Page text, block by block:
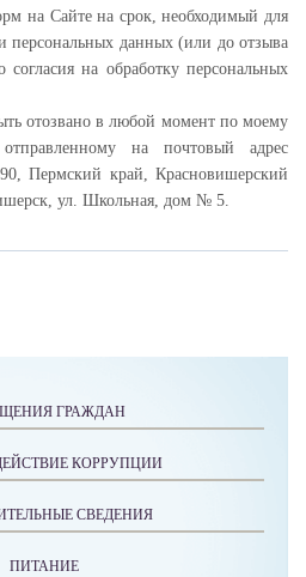
на Сайте на срок, необходимый для
персональных данных (или до отзыва
согласия на обработку персональных
отозвано в любой момент по моему
на почтовый адрес
Пермский край, Красновишерский
ул. Школьная, дом № 5.
ГРАЖДАН
КОРРУПЦИИ
СВЕДЕНИЯ
ПИТАНИЕ